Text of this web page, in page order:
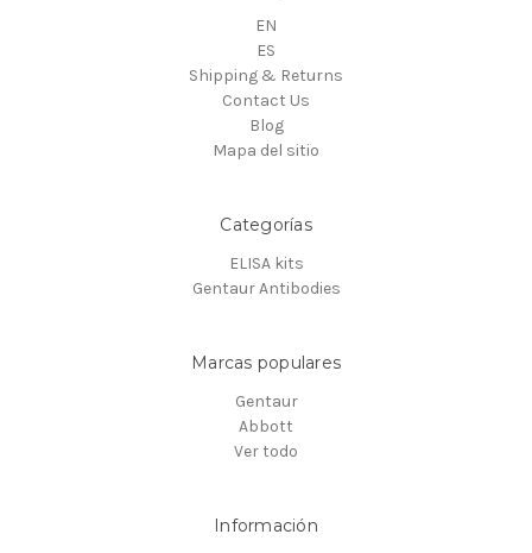
EN
ES
Shipping & Returns
Contact Us
Blog
Mapa del sitio
Categorías
ELISA kits
Gentaur Antibodies
Marcas populares
Gentaur
Abbott
Ver todo
Información